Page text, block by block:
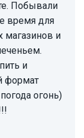
Побывали
время для
магазинов и
и
формат
огонь)